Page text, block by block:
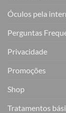
Óculos pela
Perguntas
Privacidade
Promoções
Shop
Tratamentos